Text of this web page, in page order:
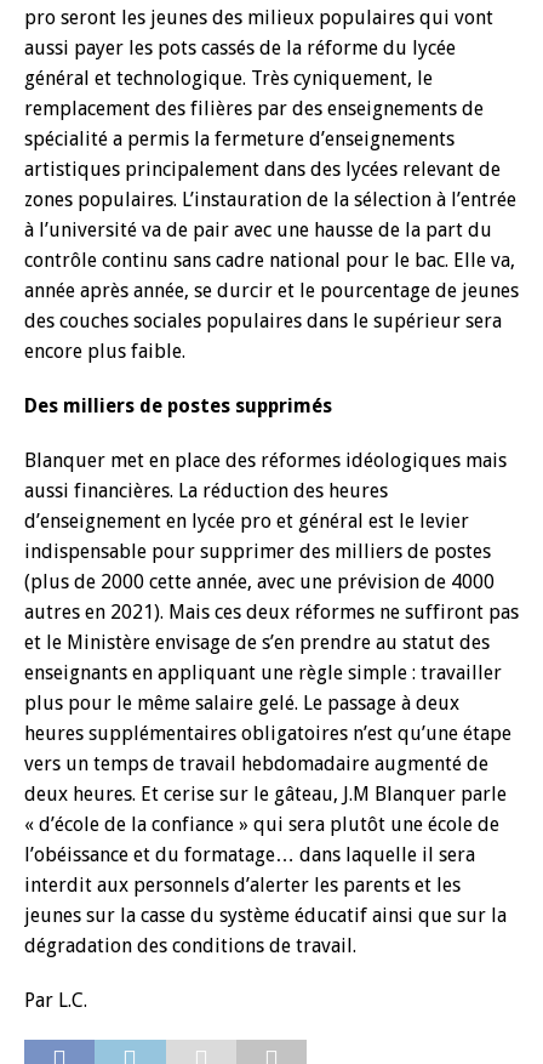
pro seront les jeunes des milieux populaires qui vont
aussi payer les pots cassés de la réforme du lycée
général et technologique. Très cyniquement, le
remplacement des filières par des enseignements de
spécialité a permis la fermeture d’enseignements
artistiques principalement dans des lycées relevant de
zones populaires. L’instauration de la sélection à l’entrée
à l’université va de pair avec une hausse de la part du
contrôle continu sans cadre national pour le bac. Elle va,
année après année, se durcir et le pourcentage de jeunes
des couches sociales populaires dans le supérieur sera
encore plus faible.
Des milliers de postes supprimés
Blanquer met en place des réformes idéologiques mais
aussi financières. La réduction des heures
d’enseignement en lycée pro et général est le levier
indispensable pour supprimer des milliers de postes
(plus de 2000 cette année, avec une prévision de 4000
autres en 2021). Mais ces deux réformes ne suffiront pas
et le Ministère envisage de s’en prendre au statut des
enseignants en appliquant une règle simple : travailler
plus pour le même salaire gelé. Le passage à deux
heures supplémentaires obligatoires n’est qu’une étape
vers un temps de travail hebdomadaire augmenté de
deux heures. Et cerise sur le gâteau, J.M Blanquer parle
« d’école de la confiance » qui sera plutôt une école de
l’obéissance et du formatage… dans laquelle il sera
interdit aux personnels d’alerter les parents et les
jeunes sur la casse du système éducatif ainsi que sur la
dégradation des conditions de travail.
Par L.C.